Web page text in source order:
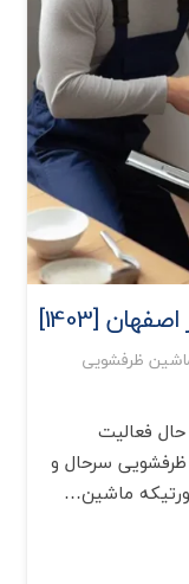
[1403]
ظرفشویی
حال فعالیت
سرحال و
ماشین…